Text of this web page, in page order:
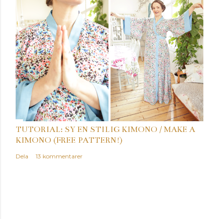
TUTORIAL: SY EN STILIG KIMONO / MAKE A
KIMONO (FREE PATTERN!)
Dela 13 kommentarer